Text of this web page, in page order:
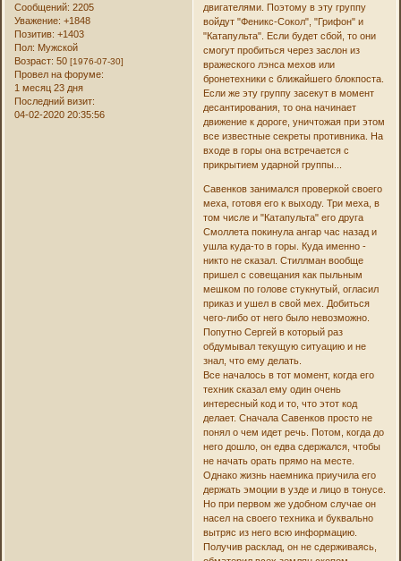
Сообщений: 2205
Уважение: +1848
Позитив: +1403
Пол: Мужской
Возраст: 50[1976-07-30]
Провел на форуме:
1 месяц 23 дня
Последний визит:
04-02-2020 20:35:56
двигателями. Поэтому в эту группу
войдут "Феникс-Сокол", "Грифон" и
"Катапульта". Если будет сбой, то они
смогут пробиться через заслон из
вражеского лэнса мехов или
бронетехники с ближайшего блокпоста.
Если же эту группу засекут в момент
десантирования, то она начинает
движение к дороге, уничтожая при этом
все известные секреты противника. На
входе в горы она встречается с
прикрытием ударной группы...
Савенков занимался проверкой своего
меха, готовя его к выходу. Три меха, в
том числе и "Катапульта" его друга
Смоллета покинула ангар час назад и
ушла куда-то в горы. Куда именно -
никто не сказал. Стиллман вообще
пришел с совещания как пыльным
мешком по голове стукнутый, огласил
приказ и ушел в свой мех. Добиться
чего-либо от него было невозможно.
Попутно Сергей в который раз
обдумывал текущую ситуацию и не
знал, что ему делать.
Все началось в тот момент, когда его
техник сказал ему один очень
интересный код и то, что этот код
делает. Сначала Савенков просто не
понял о чем идет речь. Потом, когда до
него дошло, он едва сдержался, чтобы
не начать орать прямо на месте.
Однако жизнь наемника приучила его
держать эмоции в узде и лицо в тонусе.
Но при первом же удобном случае он
насел на своего техника и буквально
вытряс из него всю информацию.
Получив расклад, он не сдерживаясь,